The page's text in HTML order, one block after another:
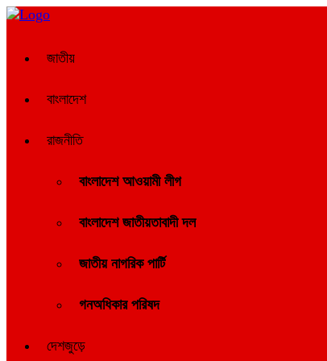
জাতীয়
বাংলাদেশ
রাজনীতি
বাংলাদেশ আওয়ামী লীগ
বাংলাদেশ জাতীয়তাবাদী দল
জাতীয় নাগরিক পার্টি
গনঅধিকার পরিষদ
দেশজুড়ে